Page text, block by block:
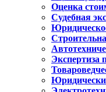
Оценка
Судебная
Экспертиза